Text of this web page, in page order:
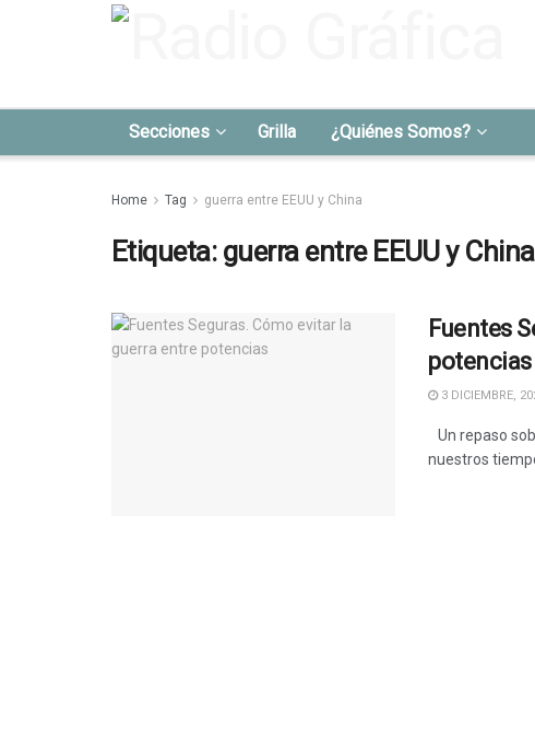
Secciones Grilla ¿Quiénes Somos?
Home Tag guerra entre EEUU y China
Etiqueta: guerra entre EEUU y China
Fuentes
potencias
3 DICIEMBRE,
Un repaso
nuestros